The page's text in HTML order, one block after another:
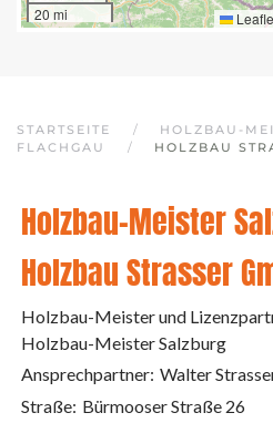
20 mi
STARTSEITE
HOLZBAU-
FLACHGAU
HOLZBAU
Holzbau-Meister
Holzbau Strasser
Holzbau-Meister und
Holzbau-Meister Salzburg
Ansprechpartner: Walter
Straße: Bürmooser Straße 26